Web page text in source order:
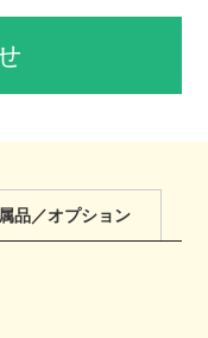
品／オプション